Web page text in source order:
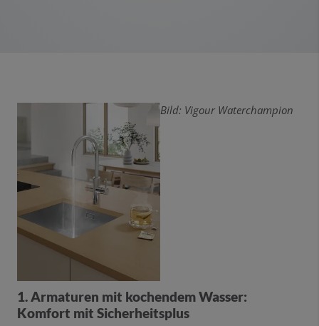
Bild: Vigour Waterchampion
1. Armaturen mit kochendem Wasser:
Komfort mit Sicherheitsplus